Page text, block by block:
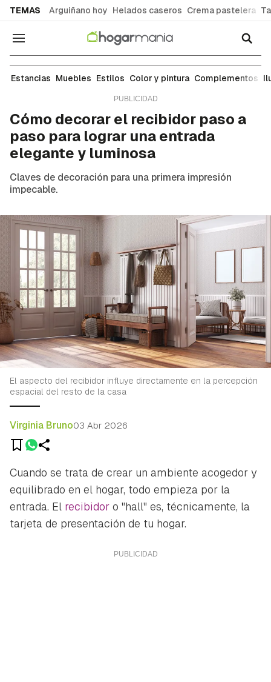
TEMAS Arguiñano hoy Helados caseros Crema pastelera
Navegación
Ideas para decorar cada estancia de tu casa:
Estancias Muebles Estilos Color y pintura Complementos
Cómo decorar el recibidor paso a
paso para lograr una entrada
elegante y luminosa
Claves de decoración para una primera impresión
impecable.
El aspecto del recibidor influye directamente en la percepción
espacial del resto de la casa
Virginia Bruno03 Abr 2026
Cuando se trata de crear un ambiente acogedor y
equilibrado en el hogar, todo empieza por la
entrada. El recibidor o "hall" es, técnicamente, la
tarjeta de presentación de tu hogar.